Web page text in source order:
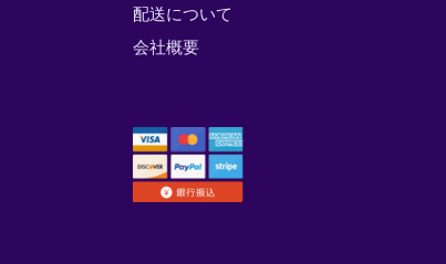
配送について
会社概要